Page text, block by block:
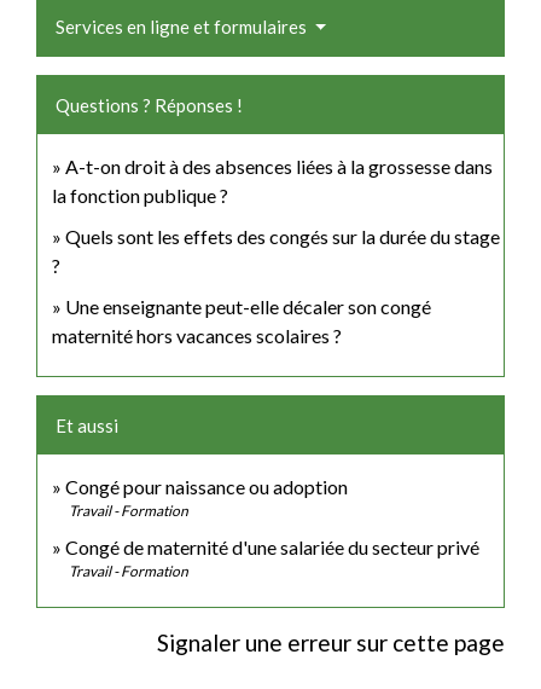
Services en ligne et formulaires
Questions ? Réponses !
A-t-on droit à des absences liées à la grossesse dans
la fonction publique ?
Quels sont les effets des congés sur la durée du stage
?
Une enseignante peut-elle décaler son congé
maternité hors vacances scolaires ?
Et aussi
Congé pour naissance ou adoption
Travail - Formation
Congé de maternité d'une salariée du secteur privé
Travail - Formation
Signaler une erreur sur cette page